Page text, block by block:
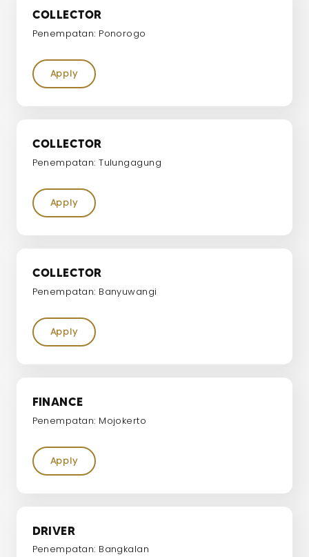
COLLECTOR
Penempatan: Ponorogo
Apply
COLLECTOR
Penempatan: Tulungagung
Apply
COLLECTOR
Penempatan: Banyuwangi
Apply
FINANCE
Penempatan: Mojokerto
Apply
DRIVER
Penempatan: Bangkalan